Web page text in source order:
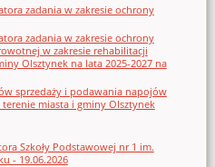
zadania w zakresie ochrony
zadania w zakresie ochrony
w zakresie rehabilitacji
Olsztynek na lata 2025-2027 na
sprzedaży i podawania napojów
miasta i gminy Olsztynek
Szkoły Podstawowej nr 1 im.
- 19.06.2026